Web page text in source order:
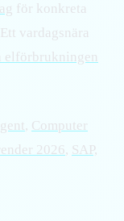
för konkreta
vardagsnära
elförbrukningen
Computer
2026 SAP,